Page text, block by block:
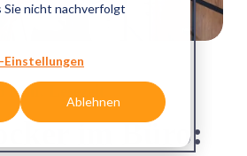
Sie nicht nachverfolgt
Einstellungen
Ablehnen
Lesezeit
im Büro: